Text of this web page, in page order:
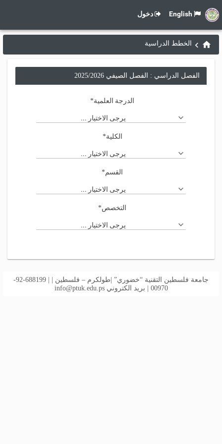
دخول
الخطط الدراسية
الفصل الدراسي : الفصل الصيفي 2025/2026
الدرجة العلمية*
يرجى الاختيار ...
الكلية*
يرجى الاختيار ...
القسم*
يرجى الاختيار ...
التخصص*
يرجى الاختيار ...
جامعة فلسطين التقنية “خضوري” |طولكرم – فلسطين | | 688199-92-
00970 | بريد الكتروني
info@ptuk.edu.ps